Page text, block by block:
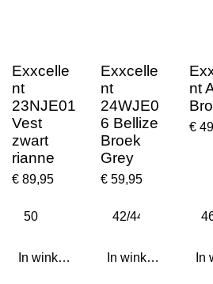
Exxcelle
nt
23NJE01
Vest
zwart
rianne
€ 89,95
In winkelwagen
Exxcelle
nt
24WJE0
6 Bellize
Broek
Grey
€ 59,95
In winkelwagen
nt
€
In